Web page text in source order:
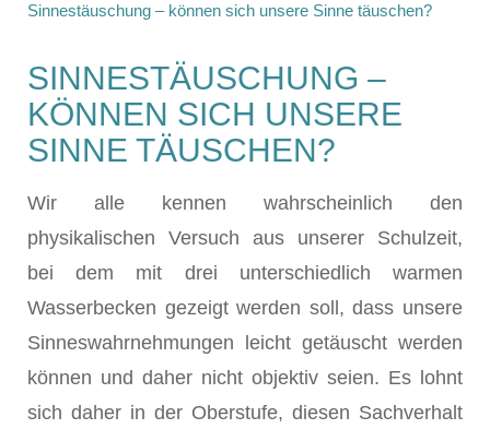
Sinnestäuschung – können sich unsere Sinne täuschen?
SINNESTÄUSCHUNG –
KÖNNEN SICH UNSERE
SINNE TÄUSCHEN?
Wir alle kennen wahrscheinlich den
physikalischen Versuch aus unserer Schulzeit,
bei dem mit drei unterschiedlich warmen
Wasserbecken gezeigt werden soll, dass unsere
Sinneswahrnehmungen leicht getäuscht werden
können und daher nicht objektiv seien. Es lohnt
sich daher in der Oberstufe, diesen Sachverhalt